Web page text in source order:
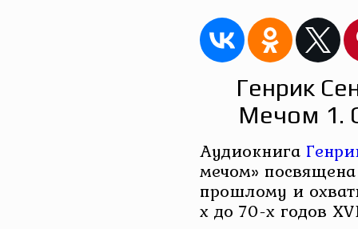
Генрик
Мечом 1.
Аудиокнига
мечом»
прошлому и
х до 70-х годов